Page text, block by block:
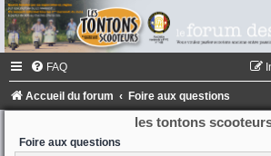
FAQ
Accueil du forum Foire aux questions
les tontons
Foire aux questions